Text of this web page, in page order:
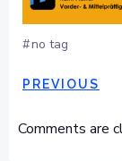
#no tag
POST
PREVIOUS
Comments are